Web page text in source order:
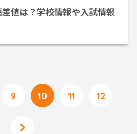
値は？学校情報や入試情報
9 10 11 12